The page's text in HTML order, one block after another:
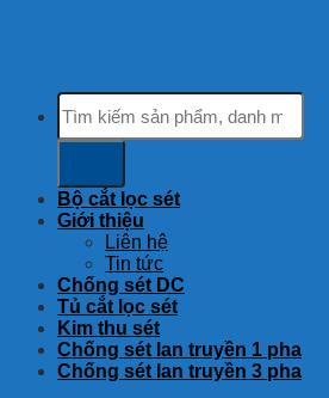
Tìm
kiếm:
Bộ cắt lọc sét
Giới thiệu
Liên hệ
Tin tức
Chống sét DC
Tủ cắt lọc sét
Kim thu sét
Chống sét lan truyền 1 pha
Chống sét lan truyền 3 pha